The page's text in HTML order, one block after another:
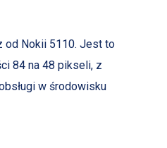
od Nokii 5110. Jest to
84 na 48 pikseli, z
w środowisku